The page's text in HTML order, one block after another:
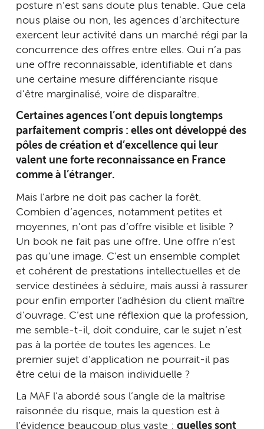
posture n’est sans doute plus tenable. Que cela
nous plaise ou non, les agences d’architecture
exercent leur activité dans un marché régi par la
concurrence des offres entre elles. Qui n’a pas
une offre reconnaissable, identifiable et dans
une certaine mesure différenciante risque
d’être marginalisé, voire de disparaître.
Certaines agences l’ont depuis longtemps
parfaitement compris : elles ont développé des
pôles de création et d’excellence qui leur
valent une forte reconnaissance en France
comme à l’étranger.
Mais l’arbre ne doit pas cacher la forêt.
Combien d’agences, notamment petites et
moyennes, n’ont pas d’offre visible et lisible ?
Un book ne fait pas une offre. Une offre n’est
pas qu’une image. C’est un ensemble complet
et cohérent de prestations intellectuelles et de
service destinées à séduire, mais aussi à rassurer
pour enfin emporter l’adhésion du client maître
d’ouvrage. C’est une réflexion que la profession,
me semble-t-il, doit conduire, car le sujet n’est
pas à la portée de toutes les agences. Le
premier sujet d’application ne pourrait-il pas
être celui de la maison individuelle ?
La MAF l’a abordé sous l’angle de la maîtrise
raisonnée du risque, mais la question est à
l’évidence beaucoup plus vaste : quelles sont